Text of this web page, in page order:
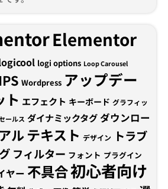
Elementor
logi options Loop Carousel
Wordpress アップデー
ト エフェクト キーボード グラフィッ
ールス ダイナミックタグダウンロー
ルテキスト デザイン トラブ
フィルター フォント プラグイン
ヤー 不具合初心者向け